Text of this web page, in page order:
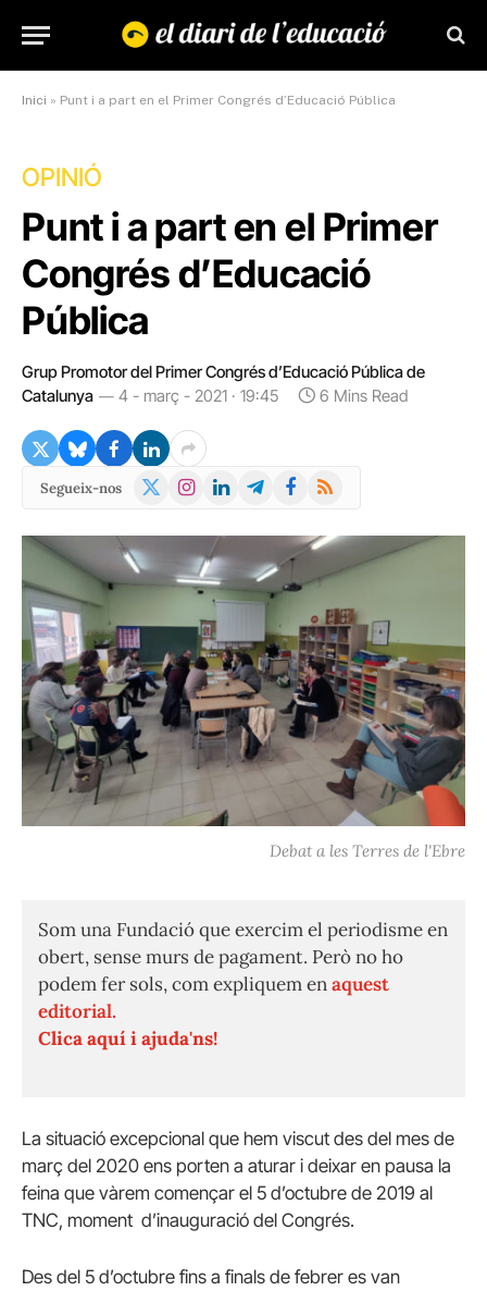
Inici » Punt i a part en el Primer Congrés d’Educació Pública
OPINIÓ
Punt i a part en el Primer
Congrés d’Educació
Pública
Grup Promotor del Primer Congrés d’Educació Pública de
Catalunya
4 - març - 2021 · 19:45 6 Mins Read
Segueix-nos
X
Instagram
LinkedInTelegramFacebook
RSS
Debat a les Terres de l'Ebre
Som una Fundació que exercim el periodisme en
obert, sense murs de pagament. Però no ho
podem fer sols, com expliquem enaquest
editorial.
Clica aquí i ajuda'ns!
La situació excepcional que hem viscut des del mes de
març del 2020 ens porten a aturar i deixar en pausa la
feina que vàrem començar el 5 d’octubre de 2019 al
TNC, moment d’inauguració del Congrés.
Des del 5 d’octubre fins a finals de febrer es van